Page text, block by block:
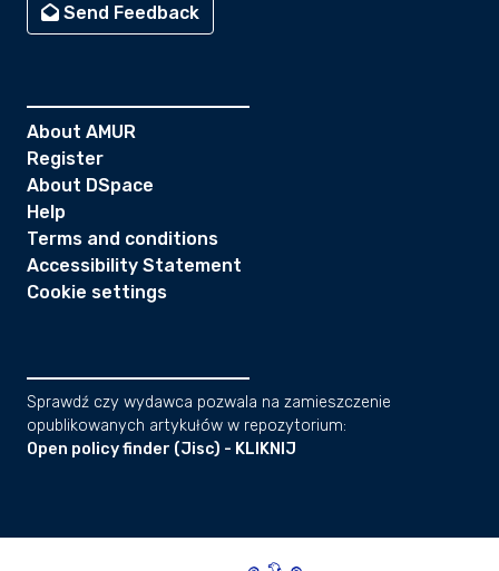
Send Feedback
About AMUR
Register
About DSpace
Help
Terms and conditions
Accessibility Statement
Cookie settings
Sprawdź czy wydawca pozwala na zamieszczenie
opublikowanych artykułów w repozytorium:
Open policy finder (Jisc) - KLIKNIJ